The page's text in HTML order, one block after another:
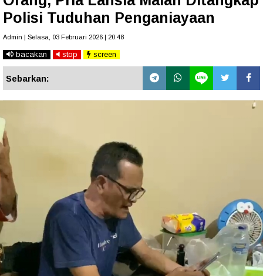
Polisi Tuduhan Penganiayaan
Admin | Selasa, 03 Februari 2026 | 20.48
bacakan stop screen
Sebarkan: